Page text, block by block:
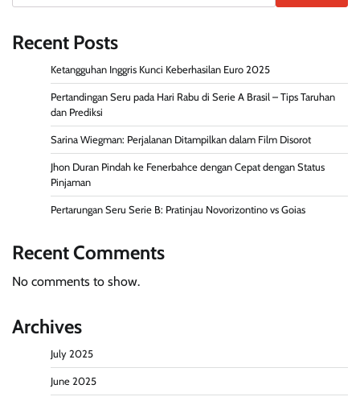
Recent Posts
Ketangguhan Inggris Kunci Keberhasilan Euro 2025
Pertandingan Seru pada Hari Rabu di Serie A Brasil – Tips Taruhan
dan Prediksi
Sarina Wiegman: Perjalanan Ditampilkan dalam Film Disorot
Jhon Duran Pindah ke Fenerbahce dengan Cepat dengan Status
Pinjaman
Pertarungan Seru Serie B: Pratinjau Novorizontino vs Goias
Recent Comments
No comments to show.
Archives
July 2025
June 2025